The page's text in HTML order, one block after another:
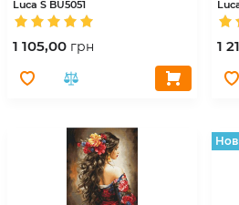
Luca S BU5051
1 105,00 грн 1